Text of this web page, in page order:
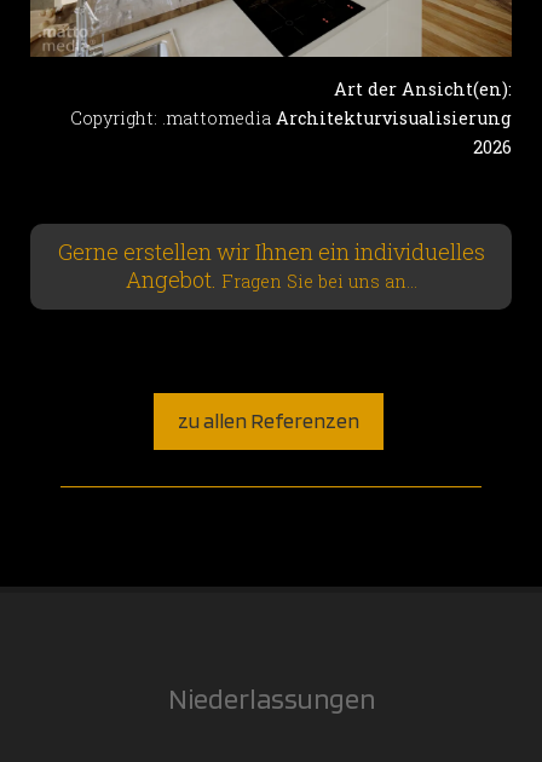
Art der Ansicht(en):
Copyright: .mattomedia Architekturvisualisierung
2026
Gerne erstellen wir Ihnen ein individuelles
Angebot. Fragen Sie bei uns an...
zu allen Referenzen
Niederlassungen